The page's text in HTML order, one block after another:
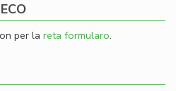
per la reta formularo.